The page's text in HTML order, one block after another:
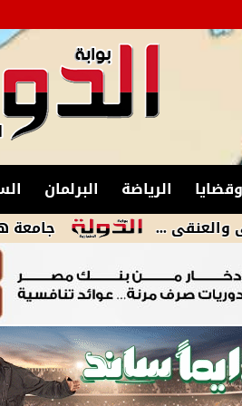
الرياضة البرلمان
جامعة هيروشيما